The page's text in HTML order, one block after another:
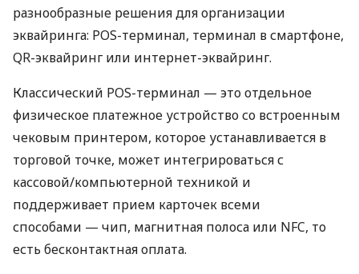
разнообразные решения для организации
эквайринга: POS-терминал, терминал в смартфоне,
QR-эквайринг или интернет-эквайринг.
Классический POS-терминал — это отдельное
физическое платежное устройство со встроенным
чековым принтером, которое устанавливается в
торговой точке, может интегрироваться с
кассовой/компьютерной техникой и
поддерживает прием карточек всеми
способами — чип, магнитная полоса или NFC, то
есть бесконтактная оплата.